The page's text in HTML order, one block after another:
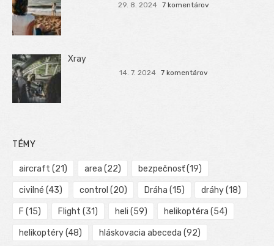
29. 8. 2024 7 komentárov
Xray
14. 7. 2024 7 komentárov
TÉMY
aircraft (21) area (22) bezpečnosť(19)
civilné (43) control (20) Dráha (15) dráhy(18)
F (15) Flight (31) heli (59) helikoptéra (54)
helikoptéry(48) hláskovacia abeceda (92)